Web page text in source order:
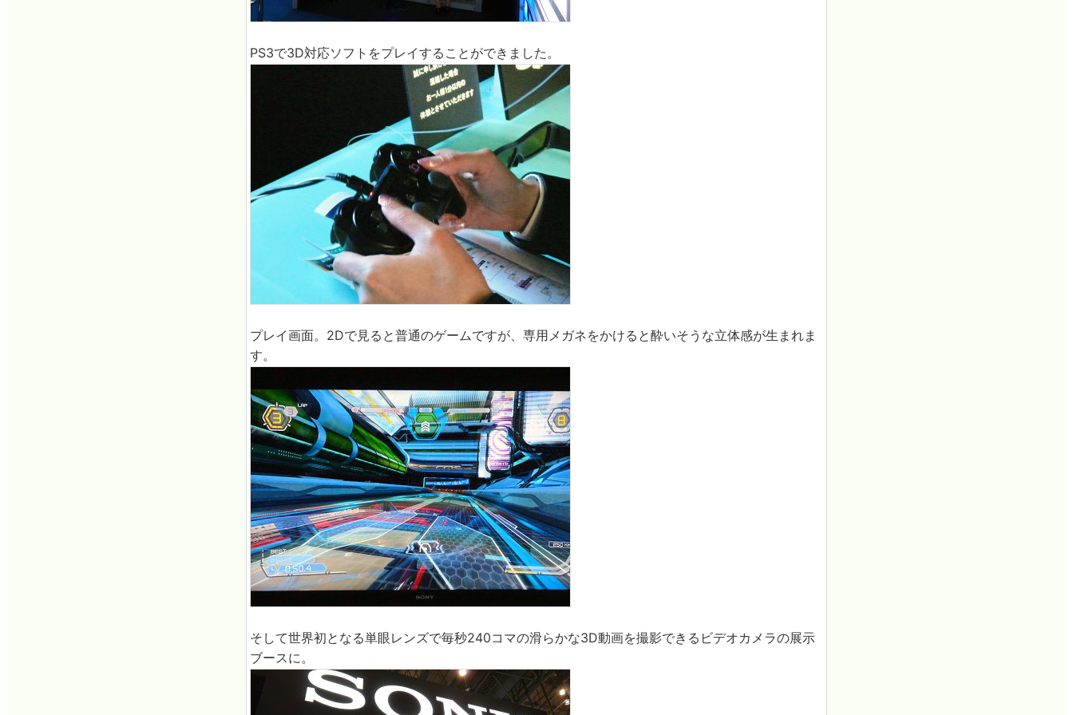
PS3で3D対応ソフトをプレイすることができました。
プレイ画面。2Dで見ると普通のゲームですが、専用メガネをかけると酔いそうな立体感が生まれま
す。
そして世界初となる単眼レンズで毎秒240コマの滑らかな3D動画を撮影できるビデオカメラの展示
ブースに。